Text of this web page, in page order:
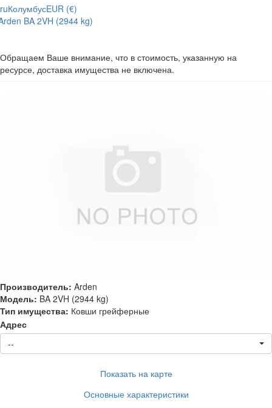
ruКолумбусEUR (€)
BA 2VH (2944 kg)
Обращаем Ваше внимание, что в стоимость, указанную на
ресурсе, доставка имущества не включена.
Производитель: Arden
Модель: BA 2VH (2944 kg)
Тип имущества: Ковши грейферные
Адрес
--
Показать на карте
Основные характеристики